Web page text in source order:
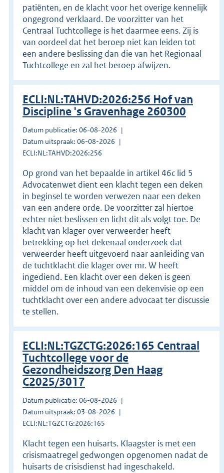
patiënten, en de klacht voor het overige kennelijk
ongegrond verklaard. De voorzitter van het
Centraal Tuchtcollege is het daarmee eens. Zij is
van oordeel dat het beroep niet kan leiden tot
een andere beslissing dan die van het Regionaal
Tuchtcollege en zal het beroep afwijzen.
ECLI:NL:TAHVD:2026:256 Hof van
Discipline 's Gravenhage 260300
Datum publicatie: 06-08-2026
Datum uitspraak: 06-08-2026
ECLI:NL:TAHVD:2026:256
Op grond van het bepaalde in artikel 46c lid 5
Advocatenwet dient een klacht tegen een deken
in beginsel te worden verwezen naar een deken
van een andere orde. De voorzitter zal hiertoe
echter niet beslissen en licht dit als volgt toe. De
klacht van klager over verweerder heeft
betrekking op het dekenaal onderzoek dat
verweerder heeft uitgevoerd naar aanleiding van
de tuchtklacht die klager over mr. W heeft
ingediend. Een klacht over een deken is geen
middel om de inhoud van een dekenvisie op een
tuchtklacht over een andere advocaat ter discussie
te stellen.
ECLI:NL:TGZCTG:2026:165 Centraal
Tuchtcollege voor de
Gezondheidszorg Den Haag
C2025/3017
Datum publicatie: 06-08-2026
Datum uitspraak: 03-08-2026
ECLI:NL:TGZCTG:2026:165
Klacht tegen een huisarts. Klaagster is met een
crisismaatregel gedwongen opgenomen nadat de
huisarts de crisisdienst had ingeschakeld.